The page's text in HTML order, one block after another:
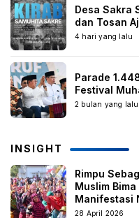
Desa Sakra
dan Tosan
4 hari yang lalu
Parade
Festival
2 bulan yang lalu
INSIGHT
Rimpu
Muslim
Manifestasi
28 April 2026